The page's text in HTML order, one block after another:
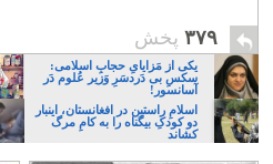
۳۷۹ پخش
یکی از مَزایایِ حجابِ اسلامی:
سکسِ بی دَردسَرِ وَزیر عُلوم دَر
آسانسور!
اسلامِ راستین در افغانستان، اینبار
دو کودکِ بیگناه را به کامِ مرگ
کشاند